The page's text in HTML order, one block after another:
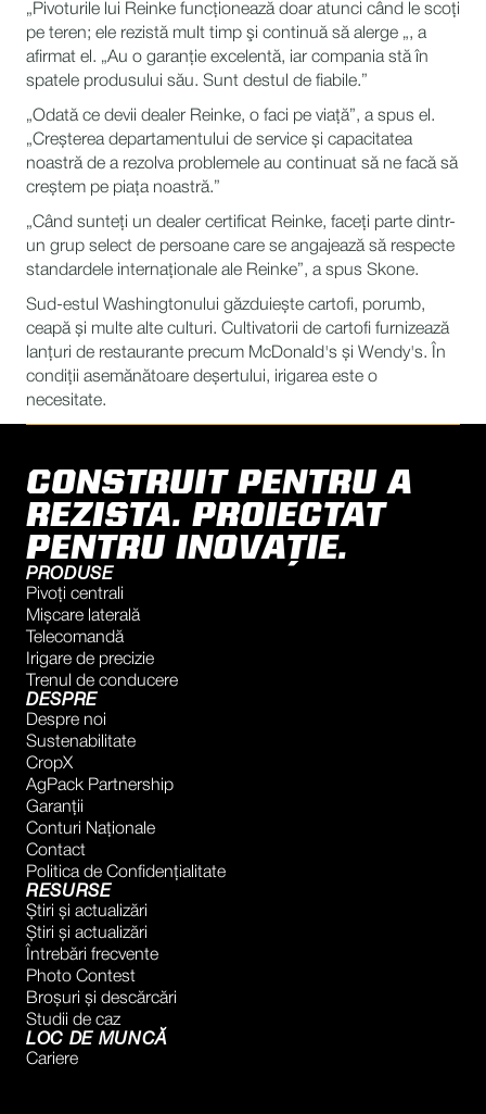
„Pivoturile lui Reinke funcţionează doar atunci când le scoţi
pe teren; ele rezistă mult timp şi continuă să alerge „, a
afirmat el. „Au o garanție excelentă, iar compania stă în
spatele produsului său. Sunt destul de fiabile.”
„Odată ce devii dealer Reinke, o faci pe viață”, a spus el.
„Creșterea departamentului de service și capacitatea
noastră de a rezolva problemele au continuat să ne facă să
creștem pe piața noastră.”
„Când sunteți un dealer certificat Reinke, faceți parte dintr-
un grup select de persoane care se angajează să respecte
standardele internaționale ale Reinke”, a spus Skone.
Sud-estul Washingtonului găzduiește cartofi, porumb,
ceapă și multe alte culturi. Cultivatorii de cartofi furnizează
lanțuri de restaurante precum McDonald's și Wendy's. În
condiții asemănătoare deșertului, irigarea este o
necesitate.
CONSTRUIT PENTRU A
REZISTA. PROIECTAT
PENTRU INOVAȚIE.
PRODUSE
Pivoți centrali
Mișcare laterală
Telecomandă
Irigare de precizie
Trenul de conducere
DESPRE
Despre noi
Sustenabilitate
CropX
AgPack Partnership
Garanţii
Conturi Naţionale
Contact
Politica de Confidențialitate
RESURSE
Știri și actualizări
Știri și actualizări
Întrebări frecvente
Photo Contest
Broșuri și descărcări
Studii de caz
LOC DE MUNCĂ
Cariere